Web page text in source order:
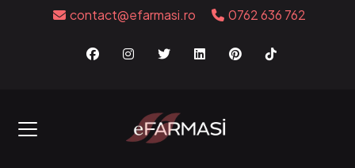
contact@efarmasi.ro 0762 636 762